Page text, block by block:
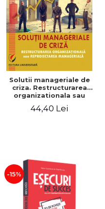
Solutii manageriale de
criza. Restructurarea
organizationala sau
44,40 Lei
-15%